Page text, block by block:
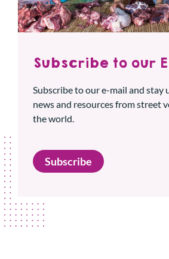
Subscribe to our
Subscribe to our e-mail and
news and resources from street
the world.
Subscribe